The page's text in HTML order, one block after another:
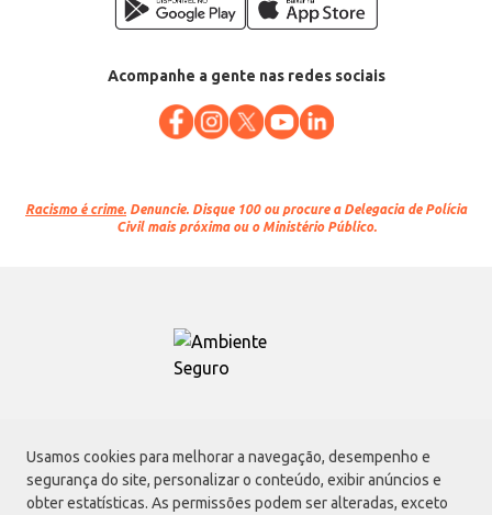
Usamos cookies para melhorar a navegação, desempenho e
segurança do site, personalizar o conteúdo, exibir anúncios e
obter estatísticas. As permissões podem ser alteradas, exceto
Acompanhe a gente nas redes sociais
Racismo é crime. Denuncie. Disque 100 ou procure a Delegacia de Polícia
Civil mais próxima ou o Ministério Público.
Atacadão S.A.
Avenida Morvan Dias de Figueiredo, 6169, Vila Maria, São Paulo - SP | CEP
02170-901 | CNPJ: 75.315.333/0001-09